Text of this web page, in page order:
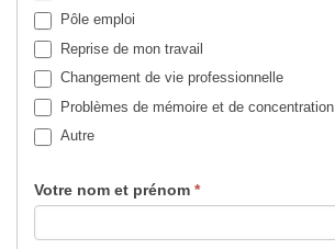
Pôle emploi
Reprise de mon travail
Changement de vie professionnelle
Problèmes de mémoire et de concentration
Autre
Votre nom et prénom *